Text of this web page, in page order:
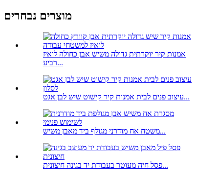
מוצרים נבחרים
אמנות קיר יוקרתית גדולה משיש אבן כחולה לואיז
רביע...
עיצוב פנים לבית אמנות קיר קישוט שיש לבן אגט...
משטח אח מודרני מגולף ביד מאבן משיש...
פסל חיה מעוטר בעבודת יד בגינה חיצונית...